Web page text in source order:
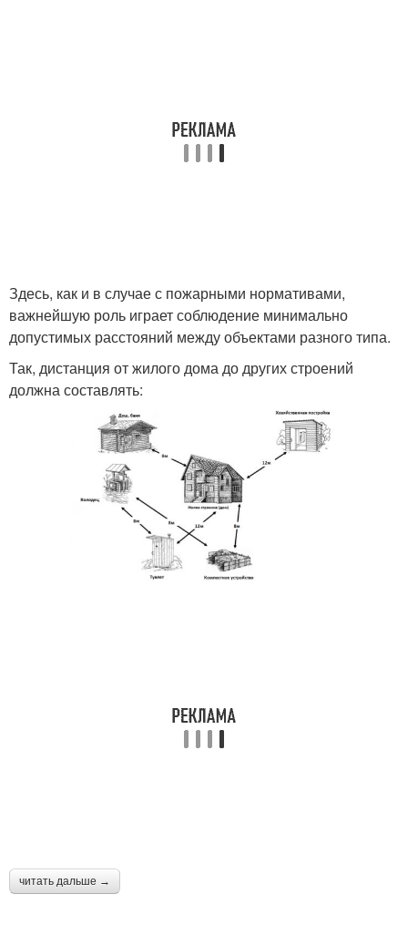
Маленький участок Участок перед домом
Здесь, как и в случае с пожарными нормативами,
важнейшую роль играет соблюдение минимально
допустимых расстояний между объектами разного типа.
Так, дистанция от жилого дома до других строений
должна составлять:
читать дальше →